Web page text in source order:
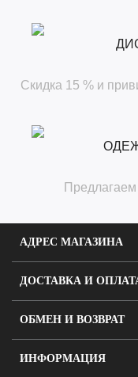
Скидка 15 % и
АДРЕС МАГАЗИНА
ДОСТАВКА И
ОБМЕН И ВОЗВРАТ
ИНФОРМАЦИЯ